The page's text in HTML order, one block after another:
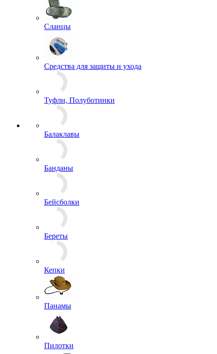
Сланцы
Средства для защиты и ухода
Туфли, Полуботинки
Балаклавы
Банданы
Бейсболки
Береты
Кепки
Панамы
Пилотки